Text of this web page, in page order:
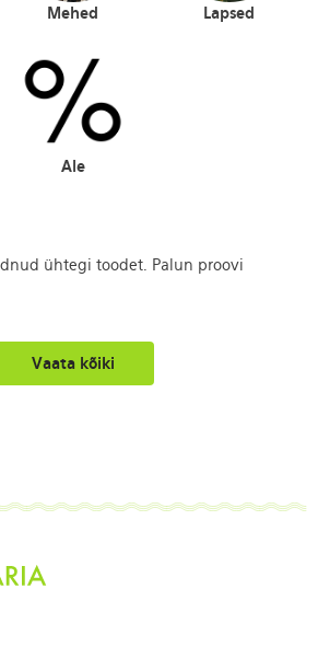
Mehed Lapsed
Ale
ühtegi toodet. Palun proovi
Vaata kõiki